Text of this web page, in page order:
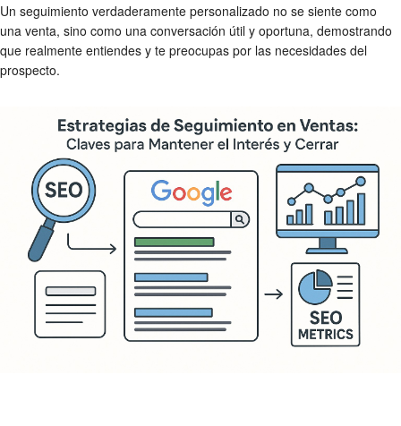
Un seguimiento verdaderamente personalizado no se siente como
una venta, sino como una conversación útil y oportuna, demostrando
que realmente entiendes y te preocupas por las necesidades del
prospecto.